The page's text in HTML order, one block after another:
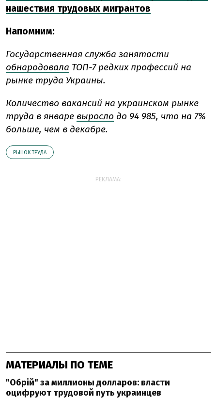
нашествия трудовых мигрантов
Напомним:
Государственная служба занятости
обнародовала ТОП-7 редких профессий на
рынке труда Украины.
Количество вакансий на украинском рынке
труда в январе выросло до 94 985, что на 7%
больше, чем в декабре.
РЫНОК ТРУДА
РЕКЛАМА:
МАТЕРИАЛЫ ПО ТЕМЕ
"Обрій" за миллионы долларов: власти
оцифруют трудовой путь украинцев